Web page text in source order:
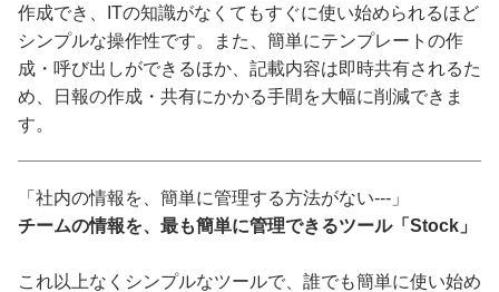
作成でき、ITの知識がなくてもすぐに使い始められるほど
シンプルな操作性です。また、簡単にテンプレートの作
成・呼び出しができるほか、記載内容は即時共有されるた
め、日報の作成・共有にかかる手間を大幅に削減できま
す。
「社内の情報を、簡単に管理する方法がない---」
チームの情報を、最も簡単に管理できるツール「Stock」
これ以上なくシンプルなツールで、誰でも簡単に使い始め